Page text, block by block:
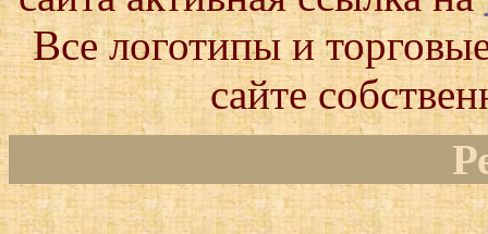
Все логотипы и
сайте